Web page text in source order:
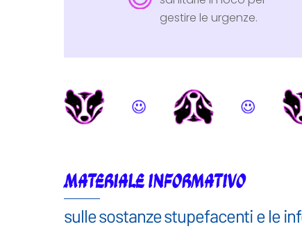
gestire le urgenze.
Materiale informativo
sulle sostanze stupefacenti e le